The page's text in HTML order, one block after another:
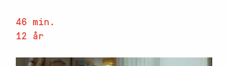
46 min.
12 år